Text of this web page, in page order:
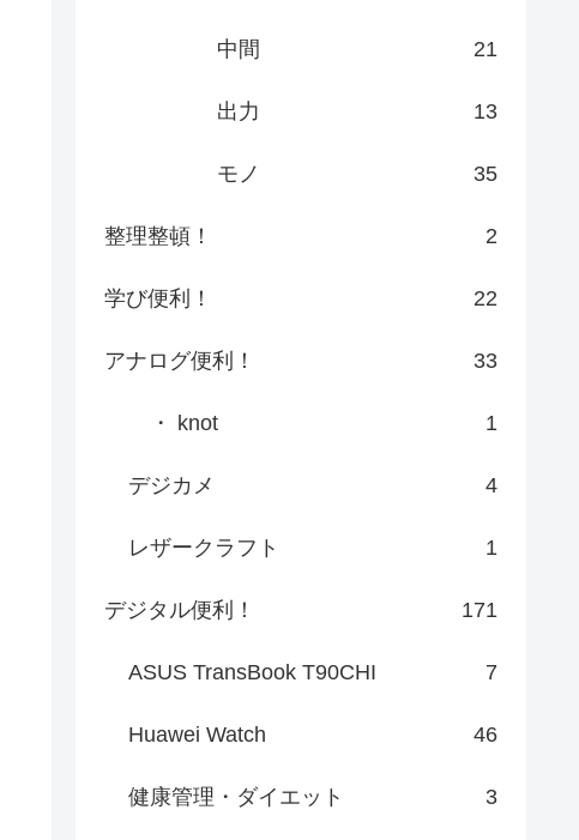
中間 21
出力 13
モノ 35
整理整頓！ 2
学び便利！ 22
アナログ便利！ 33
・ knot 1
デジカメ 4
レザークラフト 1
デジタル便利！ 171
ASUS TransBook T90CHI 7
Huawei Watch 46
健康管理・ダイエット 3